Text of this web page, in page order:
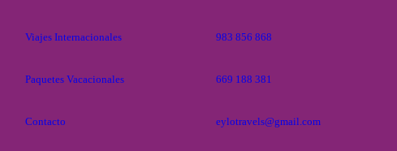
Viajes Internacionales
Paquetes Vacacionales
Contacto
983 856 868
669 188 381
eylotravels@gmail.com